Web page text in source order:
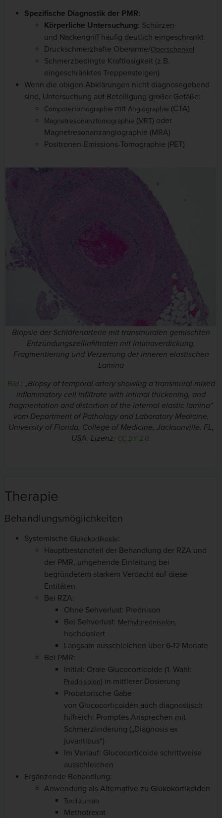
Spezifische Diagnostik der PMR:
Körperliche Untersuchung: Schürzen-
und Nackengriff häufig deutlich eingeschränkt
Druckschmerzhafte Oberarme/Oberschenkel
Schmerzbedingte Kraftlosigkeit (z.B.
eingeschränktes Treppensteigen)
Wenn die obigen Abklärungen nicht diagnosegebend
sind, Untersuchung auf Beteiligung großer Gefäße:
Computertomographie mit Angiographie (CTA)
Magnetresonanztomographie (MRT) oder
Magnetresonanzangiographie (MRA)
Positronen-Emissions-Tomographie (PET)
Biopsie der Schläfenarterie mit transmuralen gemischten
Entzündungszellinfiltraten mit Intimaverdickung,
Fragmentierung und Verzerrung der inneren elastischen
Lamina
Bild: „Biopsy of temporal artery showing a transmural mixed
inflammatory cell infiltrate with intimal thickening, and
fragmentation and distortion of the internal elastic lamina“
vom Department of Pathology and Laboratory Medicine,
University of Florida, College of Medicine, Jacksonville, FL,
USA. Lizenz: CC BY 2.0.
Therapie
Behandlungsmöglichkeiten
Systemische Glukokortikoide:
Hauptbestandteil der Behandlung der RZA und
der PMR, umgehende Einleitung bei
begründetem starkem Verdacht auf diese
Entitäten
Bei RZA:
Ohne Sehverlust: Prednison
Bei Sehverlust: Methylprednisolon,
hochdosiert
Langsam ausschleichen über 6-12 Monate
Bei PMR:
Initial: Orale Glucocorticoide (1. Wahl:
Prednisolon) in mittlerer Dosierung
Probatorische Gabe
von Glucocorticoiden auch diagnostisch
hilfreich: Promptes Ansprechen mit
Schmerzlinderung („Diagnosis ex
juvantibus“)
Im Verlauf: Glucocorticoide schrittweise
ausschleichen
Ergänzende Behandlung:
Anwendung als Alternative zu Glukokortikoiden
Tocilizumab
Methotrexat